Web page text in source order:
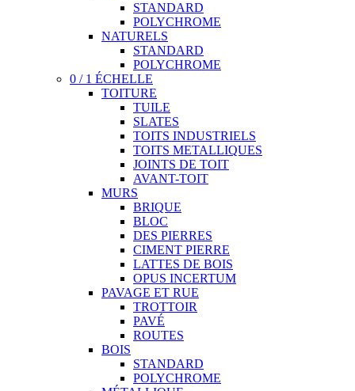
STANDARD
POLYCHROME
NATURELS
STANDARD
POLYCHROME
0 / 1 ÉCHELLE
TOITURE
TUILE
SLATES
TOITS INDUSTRIELS
TOITS METALLIQUES
JOINTS DE TOIT
AVANT-TOIT
MURS
BRIQUE
BLOC
DES PIERRES
CIMENT PIERRE
LATTES DE BOIS
OPUS INCERTUM
PAVAGE ET RUE
TROTTOIR
PAVÉ
ROUTES
BOIS
STANDARD
POLYCHROME